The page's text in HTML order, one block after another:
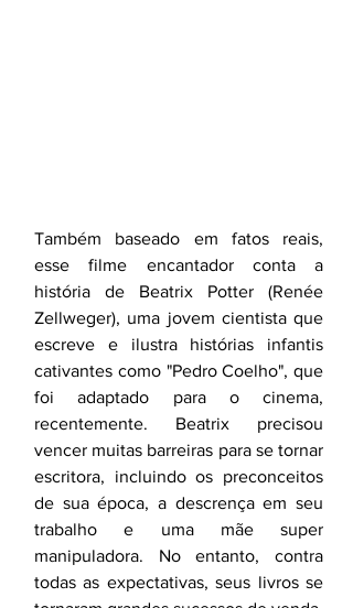
Também baseado em fatos reais,
esse filme encantador conta a
história de Beatrix Potter (Renée
Zellweger), uma jovem cientista que
escreve e ilustra histórias infantis
cativantes como "Pedro Coelho", que
foi adaptado para o cinema,
recentemente. Beatrix precisou
vencer muitas barreiras para se tornar
escritora, incluindo os preconceitos
de sua época, a descrença em seu
trabalho e uma mãe super
manipuladora. No entanto, contra
todas as expectativas, seus livros se